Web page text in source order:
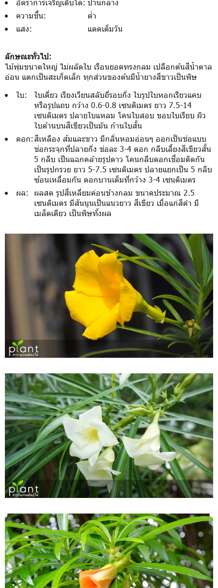
ความชื้น:
ต่ำ
แสง:
แดดเต็มวัน
ลักษณะทั่วไป:
ไม้พุ่มขนาดใหญ่ ไม่ผลัดใบ เรือนยอดทรงกลม เปลือกต้นสีน้ำตาล
อ่อน แตกเป็นสะเก็ดเล็ก ทุกส่วนของต้นมีน้ำยางสีขาวเป็นพิษ
ใบ:
ใบเดี่ยว เรียงเวียนสลับถี่รอบกิ่ง ใบรูปใบหอกเรียวแคบ
หรือรูปแถบ กว้าง 0.6-0.8 เซนติเมตร ยาว 7.5-14
เซนติเมตร ปลายใบแหลม โคนใบสอบ ขอบใบเรียบ ผิว
ใบด้านบนสีเขียวเป็นมัน ก้านใบสั้น
ดอก:สีเหลือง ส้มและขาว มีกลิ่นหอมอ่อนๆ ออกเป็นช่อแบบ
ช่อกระจุกที่ปลายกิ่ง ช่อละ 3-4 ดอก กลีบเลี้ยงสีเขียวสั้น
5 กลีบ เป็นแฉกคล้ายรูปดาว โคนกลีบดอกเชื่อมติดกัน
เป็นรูปกรวย ยาว 5-7.5 เซนติเมตร ปลายแยกเป็น 5 กลีบ
ซ้อนเหลื่อมกัน ดอกบานเต็มที่กว้าง 3-4 เซนติเมตร
ผล:
ผลสด รูปสี่เหลี่ยมค่อนข้างกลม ขนาดประมาณ 2.5
เซนติเมตร มีสันนูนเป็นแนวยาว สีเขียว เมื่อแก่สีดำ มี
เมล็ดเดียว เป็นพิษทั้งผล